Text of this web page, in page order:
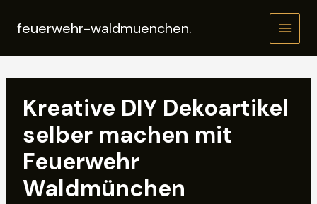
Inhaltfeuerwehr-waldmuenchen.
MAIN
Kreative DIY Dekoartikel
selber machen mit
Feuerwehr
Waldmünchen